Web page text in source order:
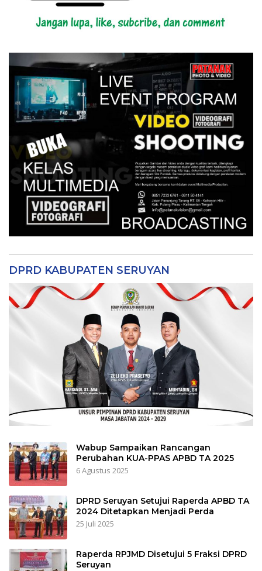
DPRD KABUPATEN SERUYAN
Wabup Sampaikan Rancangan
Perubahan KUA-PPAS APBD TA 2025
6 Agustus 2025
DPRD Seruyan Setujui Raperda APBD TA
2024 Ditetapkan Menjadi Perda
25 Juli 2025
Raperda RPJMD Disetujui 5 Fraksi DPRD
Seruyan